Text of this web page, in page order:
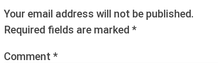
Your email address will not be published.
Required fields are marked *
Comment *